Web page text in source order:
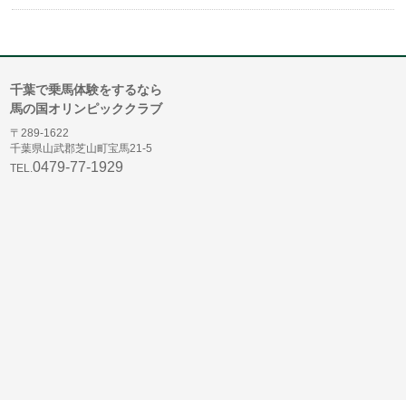
千葉で乗馬体験をするなら
馬の国オリンピッククラブ
〒289-1622
千葉県山武郡芝山町宝馬21-5
TEL.0479-77-1929